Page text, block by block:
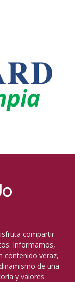
compartir
Informamos,
contenido veraz,
de una
y valores.